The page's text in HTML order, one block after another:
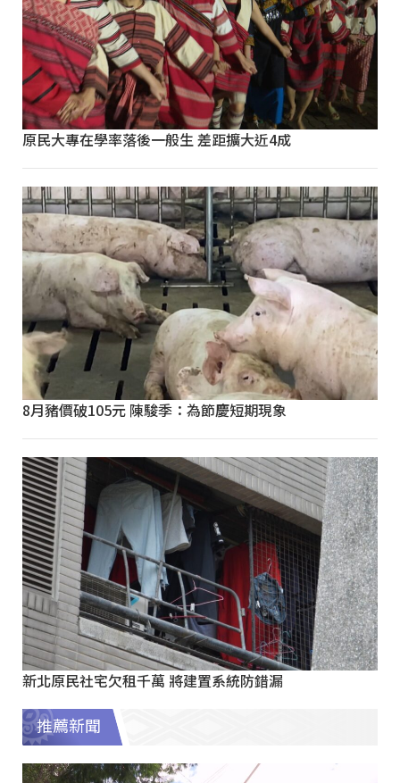
原民大專在學率落後一般生 差距擴大近4成
8月豬價破105元 陳駿季：為節慶短期現象
新北原民社宅欠租千萬 將建置系統防錯漏
推薦新聞